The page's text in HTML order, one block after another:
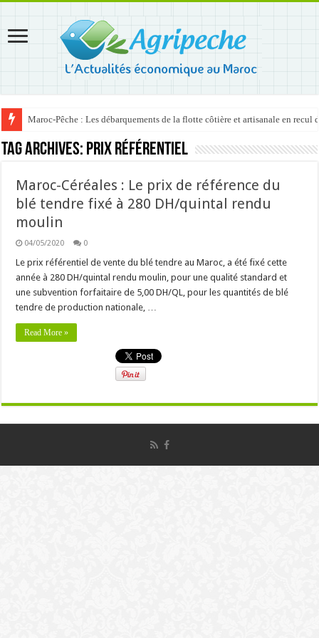
Maroc-Pêche : Les débarquements de la flotte côtière et artisanale en recul
Tag Archives: prix référentiel
Maroc-Céréales : Le prix de référence du
blé tendre fixé à 280 DH/quintal rendu
moulin
04/05/2020 0
Le prix référentiel de vente du blé tendre au Maroc, a été fixé cette
année à 280 DH/quintal rendu moulin, pour une qualité standard et
une subvention forfaitaire de 5,00 DH/QL, pour les quantités de blé
tendre de production nationale, …
Read More »